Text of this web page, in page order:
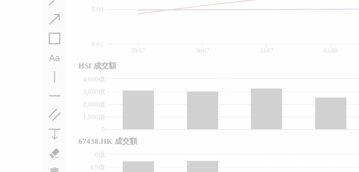
0.02
0.04
0
1,000億
2,000億
3,000億
4,000億
4.5億
6億
29/07 30/07 31/07 03/08
HSI 成交額
67438.HK 成交額